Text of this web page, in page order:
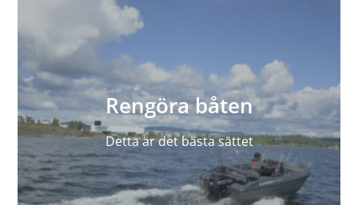
Rengöra båten
Detta är det bästa sättet